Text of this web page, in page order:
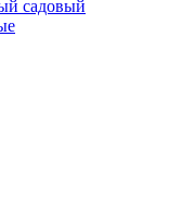
садовый